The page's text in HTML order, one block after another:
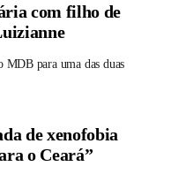
com filho de
para uma das duas
de xenofobia
o Ceará”